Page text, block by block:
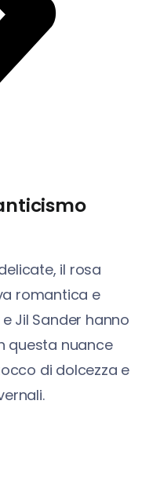
il rosa
romantica e
Jil Sander hanno
questa nuance
di dolcezza e